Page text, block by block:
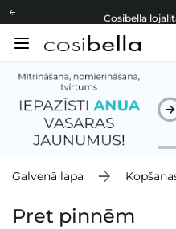
Cosibella
Bezmaskas
Cosibella
Bezmaskas
Galvenā lapa
Pret pinnēm